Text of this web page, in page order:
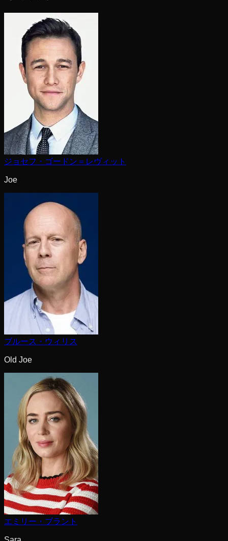
ジョセフ・ゴードン＝レヴィット
Joe
ブルース・ウィリス
Old Joe
エミリー・ブラント